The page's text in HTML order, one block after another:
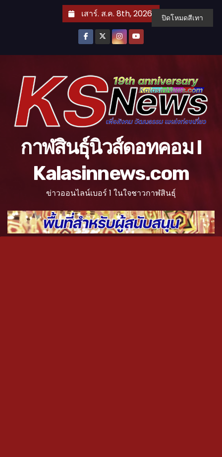
เสาร์. ส.ค. 8th, 2026
กาฬสินธุ์นิวส์ดอทคอม l
Kalasinnews.com
ข่าวออนไลน์เบอร์ 1 ในใจชาวกาฬสินธุ์
ปิดโหมดสีเทา